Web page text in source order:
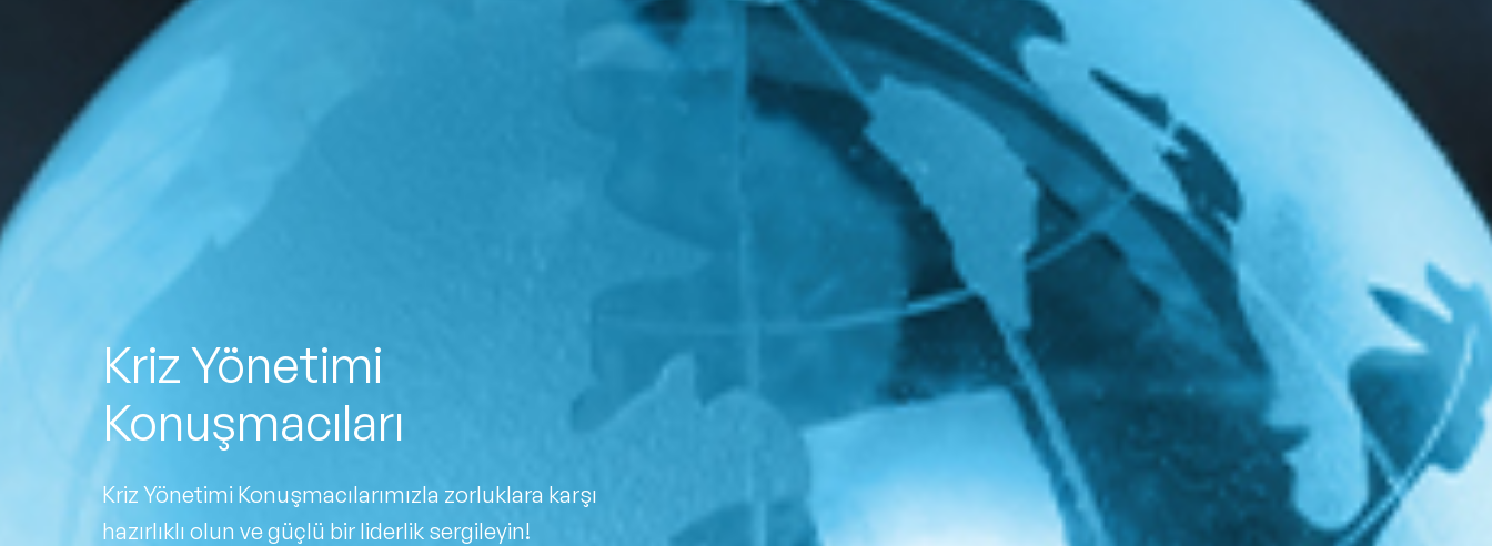
Kriz Yönetimi
Konuşmacıları
Kriz Yönetimi Konuşmacılarımızla zorluklara karşı
hazırlıklı olun ve güçlü bir liderlik sergileyin!
Yeni Konuşmacılar
Sürdürülebilirlik Konuşmacıları